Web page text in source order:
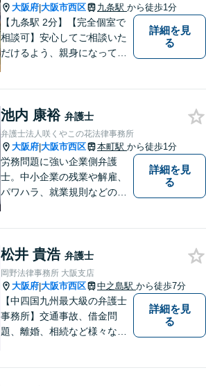
大阪府|大阪市西区 九条駅 から徒歩1分
【九条駅 2分】【完全個室で
相談可】安心してご相談いた
だけるよう、親身になってお
法律問題は時間の経過ととも
に事態が悪化することが多い
です。 お気軽にご相談くださ
い。
詳細を見
る
池内 康裕 弁護士
弁護士法人咲くやこの花法律事務所
大阪府|大阪市西区 本町駅 から徒歩1分
労務問題に強い企業側弁護
士。中小企業の残業や解雇、
パワハラ、就業規則などの問
詳細を見
る
松井 貴浩 弁護士
岡野法律事務所 大阪支店
大阪府|大阪市西区 中之島駅 から徒歩7分
【中四国九州最大級の弁護士
事務所】交通事故、借金問
題、離婚、相続など様々な問
詳細を見
る